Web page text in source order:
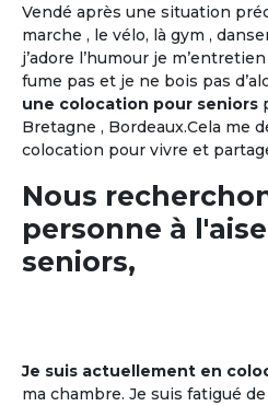
Vendé après une situation
marche , le vélo, là gym ,
j’adore l’humour je
fume pas et je ne bois pas
une colocation pour seniors
Bretagne , Bordeaux.Cela me
colocation pour vivre et
Nous
personne à
seniors,
Je suis actuellement en
ma chambre. Je suis fatigué